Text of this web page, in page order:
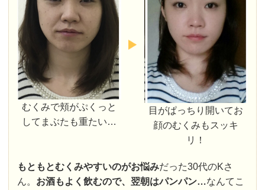
むくみで頬がぷくっと
してまぶたも重たい…
目がぱっちり開いてお
顔のむくみもスッキ
リ！
もともとむくみやすいのがお悩みだった30代のKさ
ん。 お酒もよく飲むので、翌朝はパンパン…なんてこ